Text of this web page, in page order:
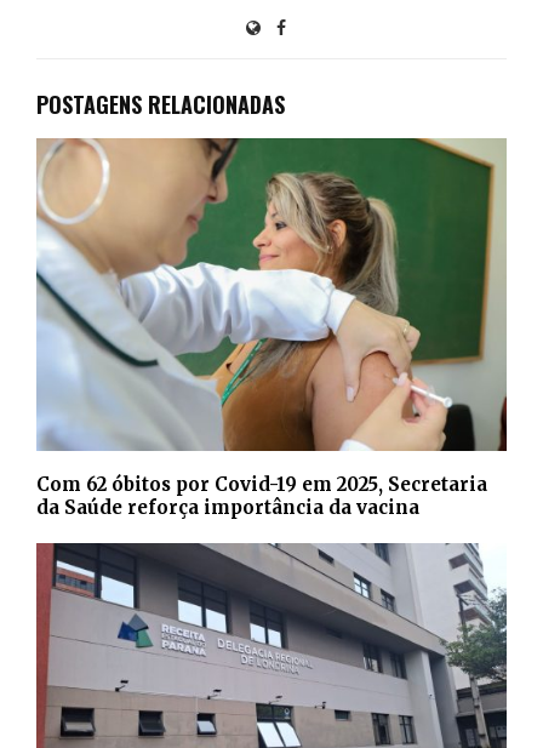
POSTAGENS RELACIONADAS
Com 62 óbitos por Covid-19 em 2025, Secretaria
da Saúde reforça importância da vacina